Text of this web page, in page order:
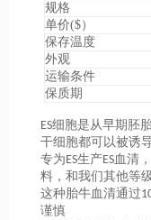
规格
单价($）
保存温度
外观
运输条件
保质期
ES细胞是从早期胚
干细胞都可以被诱
专为ES生产ES血
料，和我们其他等
这种胎牛血清通过
谨慎